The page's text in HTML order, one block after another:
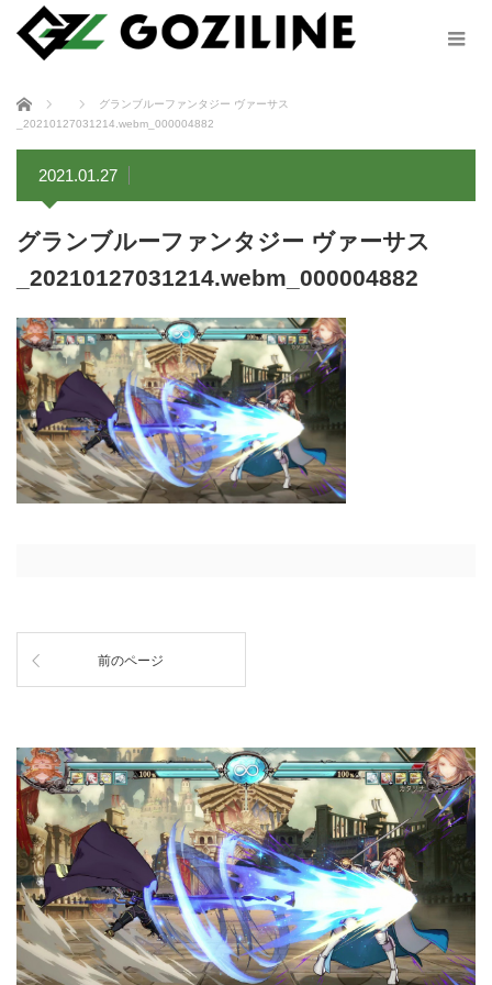
ホーム
グランブルーファンタジー ヴァーサス
_20210127031214.webm_000004882
2021.01.27
グランブルーファンタジー ヴァーサス
_20210127031214.webm_000004882
前のページ